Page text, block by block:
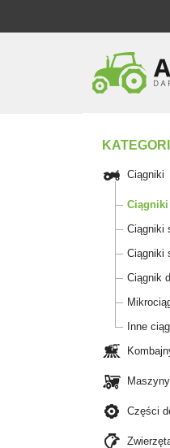
Ciągniki
Ciągniki
Ciągniki
Ciągnik
Inne
Części